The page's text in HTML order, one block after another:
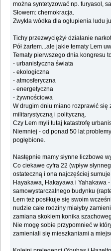
można syntetyzować np. furyasol,
Słowem: chemokracja.
Zwykła wódka dla ogłupienia ludu
Tichy przezwyciężył działanie
Pół żartem...ale jakie tematy Lem
Tematy pierwszego dnia kongresu
- urbanistyczna świata
- ekologiczna
- atmosferyczna
- energetyczna
- żywnościowa
W drugim dniu miano rozprawić się
militarystyczną i polityczną.
Czy Lem myli tutaj katastrofę
Niemniej - od ponad 50 lat
pogłębione.
Następnie mamy słynne liczbowe
Co ciekawe cyfra 22 (wpływ
ostateczną i ona najczęściej
Hayakawa, Hakayawa i Yahakawa
samowystarczalnego budynku
Lem też posiłkuje się swoim
nudzie całe rodziny miałyby
zamiana skokiem konika
Nie mogę sobie przypomnieć w
zamieniali się mieszkaniami a